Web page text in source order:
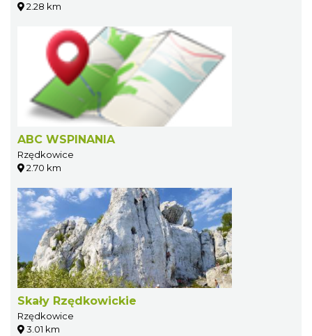
2.28 km
ABC WSPINANIA
Rzędkowice
2.70 km
Skały Rzędkowickie
Rzędkowice
3.01 km